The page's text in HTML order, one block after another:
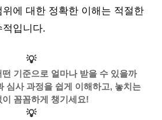
에 대한 정확한 이해는 적절한
적입니다.
💡
기준으로 얼마나 받을 수 있을까
심사 과정을 쉽게 이해하고, 놓치는
이 꼼꼼하게 챙기세요!
💡